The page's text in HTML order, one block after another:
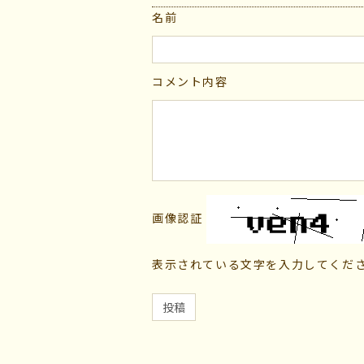
名前
コメント内容
画像認証
表示されている文字を入力してくだ